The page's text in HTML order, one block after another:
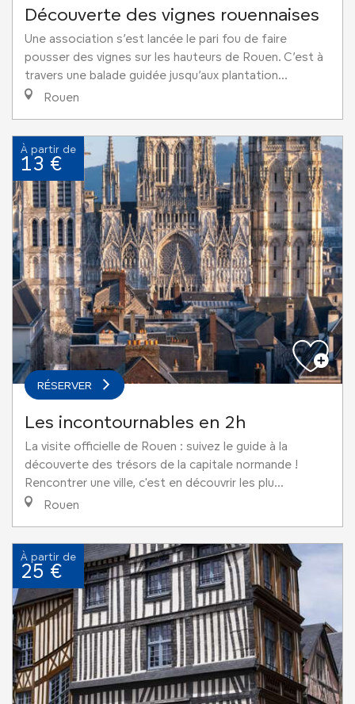
Découverte des vignes rouennaises
Une association s’est lancée le pari fou de faire
pousser des vignes sur les hauteurs de Rouen. C’est à
travers une balade guidée jusqu’aux plantation...
Rouen
À partir de
13 €
RÉSERVER
Les incontournables en 2h
La visite officielle de Rouen : suivez le guide à la
découverte des trésors de la capitale normande !
Rencontrer une ville, c'est en découvrir les plu...
Rouen
À partir de
25 €